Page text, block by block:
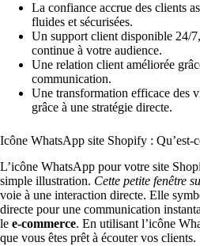
La confiance accrue des clients
fluides et sécurisées.
Un support client disponible 24/
continue à votre audience.
Une relation client améliorée
communication.
Une transformation efficace des
grâce à une stratégie directe.
Icône WhatsApp site Shopify : Qu’est-
L’icône WhatsApp pour votre site
simple illustration. Cette petite fenêtre
voie à une interaction directe. Elle
directe pour une communication
le e-commerce. En utilisant l’icône
que vous êtes prêt à écouter vos clients.